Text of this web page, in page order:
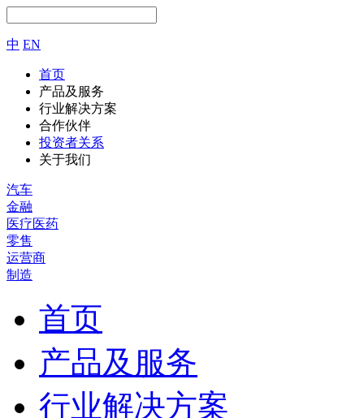
中 EN
首页
产品及服务
行业解决方案
合作伙伴
投资者关系
关于我们
汽车
金融
医疗医药
零售
运营商
制造
首页
产品及服务
行业解决方案